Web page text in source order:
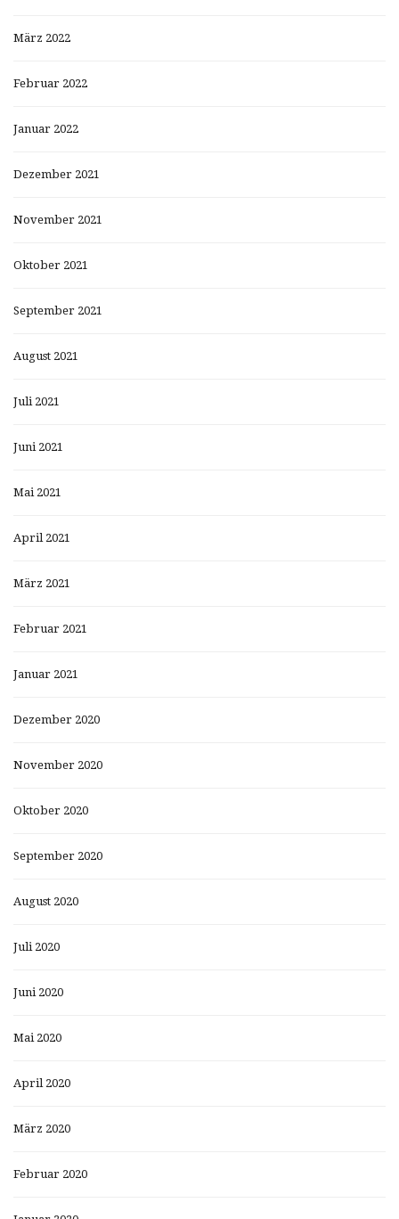
März 2022
Februar 2022
Januar 2022
Dezember 2021
November 2021
Oktober 2021
September 2021
August 2021
Juli 2021
Juni 2021
Mai 2021
April 2021
März 2021
Februar 2021
Januar 2021
Dezember 2020
November 2020
Oktober 2020
September 2020
August 2020
Juli 2020
Juni 2020
Mai 2020
April 2020
März 2020
Februar 2020